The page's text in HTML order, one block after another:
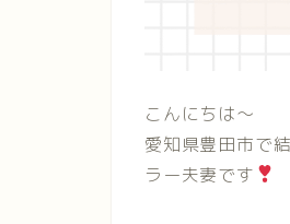
こんにちは〜
愛知県豊田市で
ラー夫妻です